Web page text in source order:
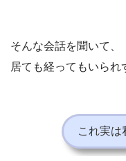
そんな会話を聞いて、
居ても経ってもいられ
これ実は